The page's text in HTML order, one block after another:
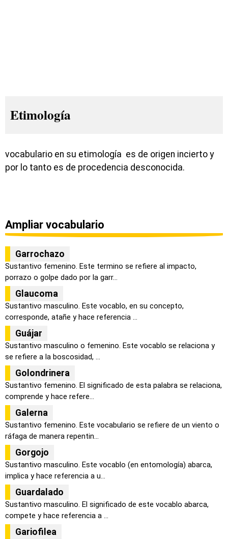
Etimología
vocabulario en su etimología es de origen incierto y
por lo tanto es de procedencia desconocida.
Ampliar vocabulario
Garrochazo
Sustantivo femenino. Este termino se refiere al impacto,
porrazo o golpe dado por la garr...
Glaucoma
Sustantivo masculino. Este vocablo, en su concepto,
corresponde, atañe y hace referencia ...
Guájar
Sustantivo masculino o femenino. Este vocablo se relaciona y
se refiere a la boscosidad, ...
Golondrinera
Sustantivo femenino. El significado de esta palabra se relaciona,
comprende y hace refere...
Galerna
Sustantivo femenino. Este vocabulario se refiere de un viento o
ráfaga de manera repentin...
Gorgojo
Sustantivo masculino. Este vocablo (en entomología) abarca,
implica y hace referencia a u...
Guardalado
Sustantivo masculino. El significado de este vocablo abarca,
compete y hace referencia a ...
Gariofilea